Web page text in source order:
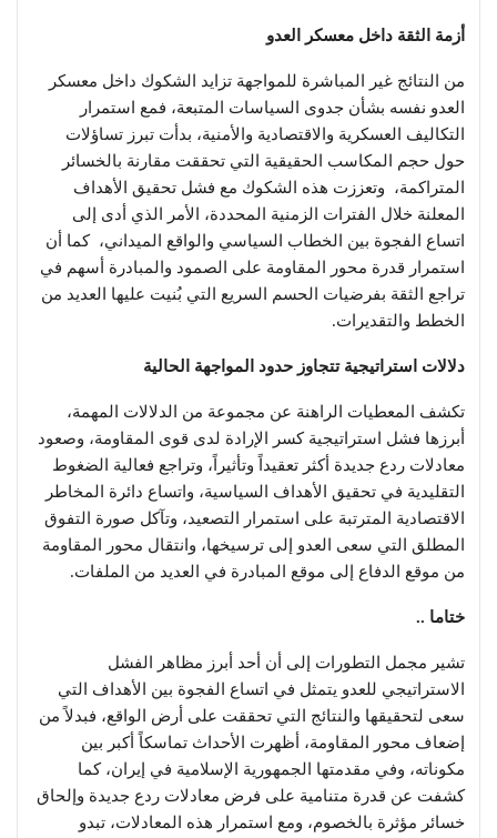
أزمة الثقة داخل معسكر العدو
من النتائج غير المباشرة للمواجهة تزايد الشكوك داخل معسكر
العدو نفسه بشأن جدوى السياسات المتبعة، فمع استمرار
التكاليف العسكرية والاقتصادية والأمنية، بدأت تبرز تساؤلات
حول حجم المكاسب الحقيقية التي تحققت مقارنة بالخسائر
المتراكمة، وتعززت هذه الشكوك مع فشل تحقيق الأهداف
المعلنة خلال الفترات الزمنية المحددة، الأمر الذي أدى إلى
اتساع الفجوة بين الخطاب السياسي والواقع الميداني، كما أن
استمرار قدرة محور المقاومة على الصمود والمبادرة أسهم في
تراجع الثقة بفرضيات الحسم السريع التي بُنيت عليها العديد من
الخطط والتقديرات.
دلالات استراتيجية تتجاوز حدود المواجهة الحالية
تكشف المعطيات الراهنة عن مجموعة من الدلالات المهمة،
أبرزها فشل استراتيجية كسر الإرادة لدى قوى المقاومة، وصعود
معادلات ردع جديدة أكثر تعقيداً وتأثيراً، وتراجع فعالية الضغوط
التقليدية في تحقيق الأهداف السياسية، واتساع دائرة المخاطر
الاقتصادية المترتبة على استمرار التصعيد، وتآكل صورة التفوق
المطلق التي سعى العدو إلى ترسيخها، وانتقال محور المقاومة
من موقع الدفاع إلى موقع المبادرة في العديد من الملفات.
ختاما ..
تشير مجمل التطورات إلى أن أحد أبرز مظاهر الفشل
الاستراتيجي للعدو يتمثل في اتساع الفجوة بين الأهداف التي
سعى لتحقيقها والنتائج التي تحققت على أرض الواقع، فبدلاً من
إضعاف محور المقاومة، أظهرت الأحداث تماسكاً أكبر بين
مكوناته، وفي مقدمتها الجمهورية الإسلامية في إيران، كما
كشفت عن قدرة متنامية على فرض معادلات ردع جديدة وإلحاق
خسائر مؤثرة بالخصوم، ومع استمرار هذه المعادلات، تبدو